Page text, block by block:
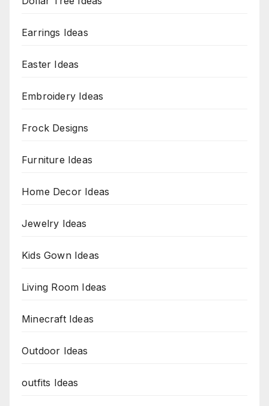
Earrings Ideas
Easter Ideas
Embroidery Ideas
Frock Designs
Furniture Ideas
Home Decor Ideas
Jewelry Ideas
Kids Gown Ideas
Living Room Ideas
Minecraft Ideas
Outdoor Ideas
outfits Ideas